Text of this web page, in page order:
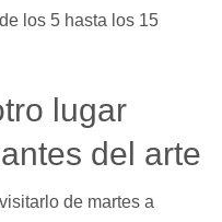
los 5 hasta los 15
lugar
del arte
de martes a